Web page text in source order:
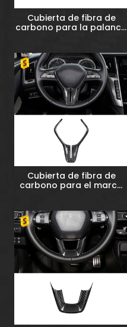
Cubierta de fibra de
carbono para la palanca
Cubierta de fibra de
carbono para el marco